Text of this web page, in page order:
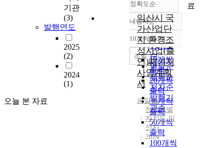
기관
(3)
발행연도
2025
(2)
2024
(1)
오늘 본 자료
정확도순
정확도
순
인기도
순
연도순
제목순
저자순
발행기
관순
내림차순
내림차순
10개씩 출력
10개씩
출력
20개씩
출력
30개씩
출력
50개씩
출력
100개씩
조회
익산시 국
가산업단
지 환경조
성사업(출
연)패키지
사업계획
서
송일섭
전북특별
자치도 익
산시
2024
료